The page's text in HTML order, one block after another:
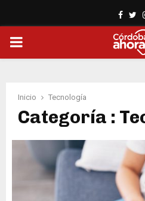
PRIMARY
Inicio Tecnología
Categoría :